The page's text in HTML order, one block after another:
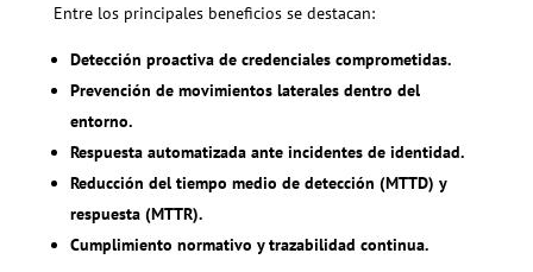
Entre los principales beneficios se destacan:
Detección proactiva de credenciales comprometidas.
Prevención de movimientos laterales dentro del
entorno.
Respuesta automatizada ante incidentes de identidad.
Reducción del tiempo medio de detección (MTTD) y
respuesta (MTTR).
Cumplimiento normativo y trazabilidad continua.